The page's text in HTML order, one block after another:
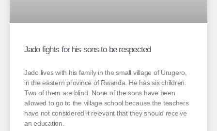
Jado fights for his sons to be respected
Jado lives with his family in the small village of Urugero,
in the eastern province of Rwanda. He has six children.
Two of them are blind. None of the sons have been
allowed to go to the village school because the teachers
have not considered it relevant that they should receive
an education.